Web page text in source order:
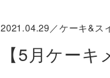
2021.04.29／ケーキ&ス
【5月ケー